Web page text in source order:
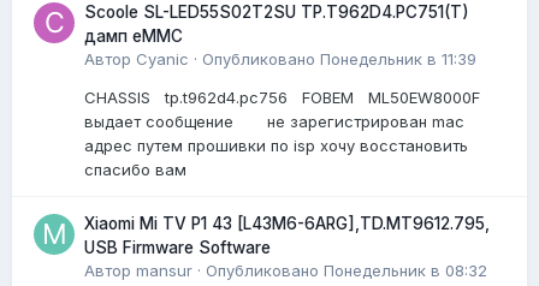
Scoole SL-LED55S02T2SU TP.T962D4.PC751(T)
дамп eMMC
Автор Cyanic · Опубликовано Понедельник в 11:39
CHASSIS tp.t962d4.pc756 FOBEM ML50EW8000F
выдает сообщение не зарегистрирован mac
адрес путем прошивки по isp хочу восстановить
спасибо вам
Xiaomi Mi TV P1 43 [L43M6-6ARG],TD.MT9612.795,
USB Firmware Software
Автор mansur · Опубликовано Понедельник в 08:32